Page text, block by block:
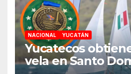
NACIONAL YUCATÁN
Yucatecos
vela en Santo